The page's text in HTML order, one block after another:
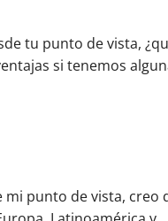
tu punto de vista,
si tenemos
mi punto de vista, creo